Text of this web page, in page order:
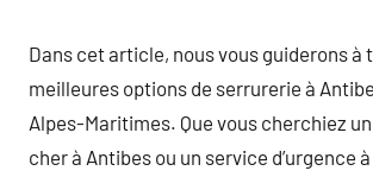
Dans cet article, nous vous guiderons à
meilleures options de serrurerie à
Alpes-Maritimes. Que vous cherchiez
cher à Antibes ou un service d’urgence